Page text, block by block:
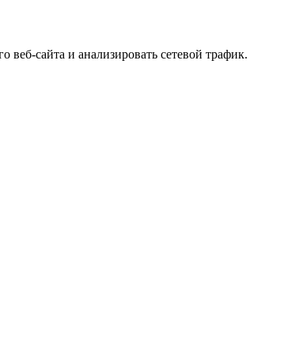
сайта и анализировать сетевой трафик.